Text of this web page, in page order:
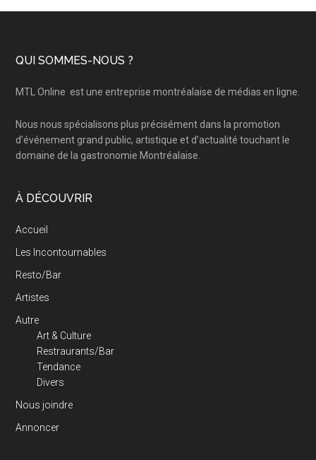
Footer
QUI SOMMES-NOUS ?
MTL Online est une entreprise montréalaise de médias en ligne.
Nous nous spécialisons plus précisément dans la promotion
d’événement grand public, artistique et d’actualité touchant le
domaine de la gastronomie Montréalaise.
À DÉCOUVRIR
Accueil
Les Incontournables
Resto/Bar
Artistes
Autre
Art & Culture
Restraurants/Bar
Tendance
Divers
Nous joindre
Annoncer